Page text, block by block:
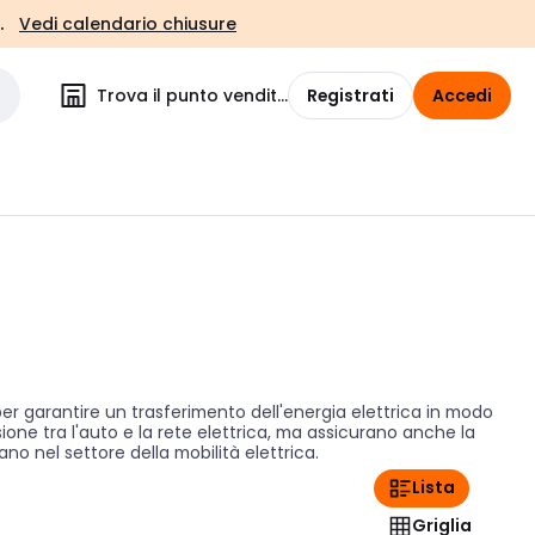
Vedi calendario chiusure
Trova il punto vendita Registrati Accedi
garantire un trasferimento dell'energia elettrica in modo
tra l'auto e la rete elettrica, ma assicurano anche la
nel settore della mobilità elettrica.
Lista
Griglia